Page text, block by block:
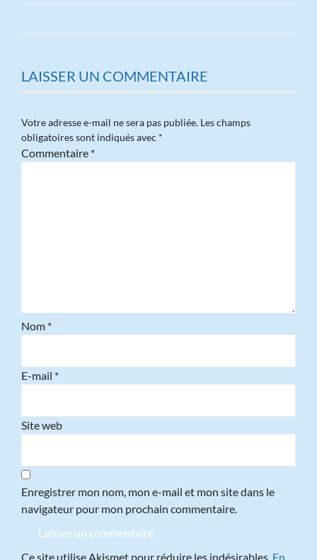
LAISSER UN COMMENTAIRE
Votre adresse e-mail ne sera pas publiée. Les champs
obligatoires sont indiqués avec *
Commentaire *
Nom *
E-mail *
Site web
Enregistrer mon nom, mon e-mail et mon site dans le
navigateur pour mon prochain commentaire.
Ce site utilise Akismet pour réduire les indésirables. En